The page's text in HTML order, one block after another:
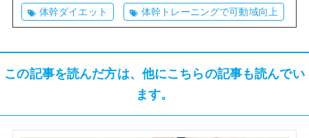
体幹ダイエット 体幹トレーニングで可動域向上
この記事を読んだ方は、他にこちらの記事も読んでい
ます。